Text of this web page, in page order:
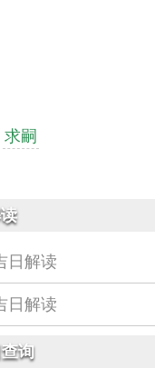
求嗣
日解读
日解读
询